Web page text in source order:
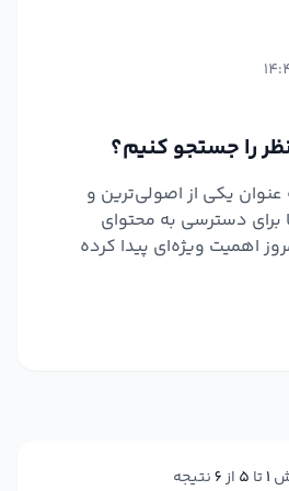
را جستجو کنیم؟
یکی از اصولی‌ترین و
برای دسترسی به محتوای
اهمیت ویژه‌ای پیدا کرده
1تا 5 از6نتیجه